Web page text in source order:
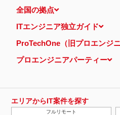
全国の拠点
ITエンジニア独立ガイド
ProTechOne（旧プロエンジ
プロエンジニアパーティー
エリアからIT案件を探す
フルリモート